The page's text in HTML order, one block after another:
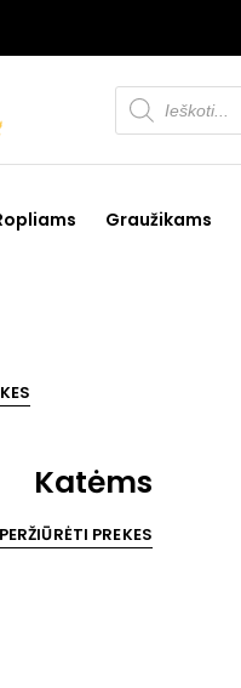
Products
search
Graužikams
Katėms
PERŽIŪRĖTI PREKES